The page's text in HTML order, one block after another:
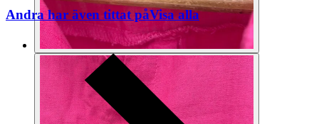
Andra har även tittat påVisa alla